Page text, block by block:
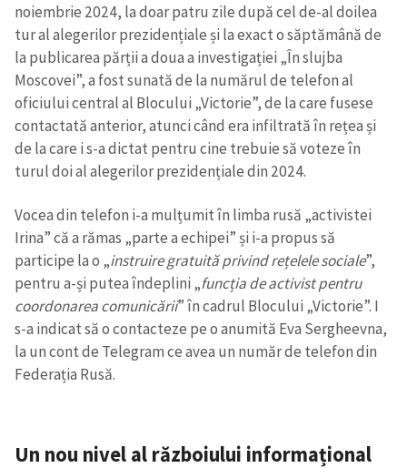
noiembrie 2024, la doar patru zile după cel de-al doilea
tur al alegerilor prezidențiale și la exact o săptămână de
la publicarea părții a doua a investigației „În slujba
Moscovei”, a fost sunată de la numărul de telefon al
oficiului central al Blocului „Victorie”, de la care fusese
contactată anterior, atunci când era infiltrată în rețea și
de la care i s-a dictat pentru cine trebuie să voteze în
turul doi al alegerilor prezidențiale din 2024.
Vocea din telefon i-a mulțumit în limba rusă „activistei
Irina” că a rămas „parte a echipei” și i-a propus să
participe la o „instruire gratuită privind rețelele sociale”,
pentru a-și putea îndeplini „funcția de activist pentru
coordonarea comunicării” în cadrul Blocului „Victorie”. I
s-a indicat să o contacteze pe o anumită Eva Sergheevna,
la un cont de Telegram ce avea un număr de telefon din
Federația Rusă.
Un nou nivel al războiului informațional